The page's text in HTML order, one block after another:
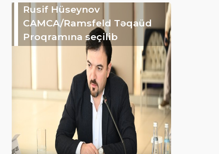
Rusif Hüseynov
CAMCA/Ramsfeld Təqaüd
Proqramına seçilib